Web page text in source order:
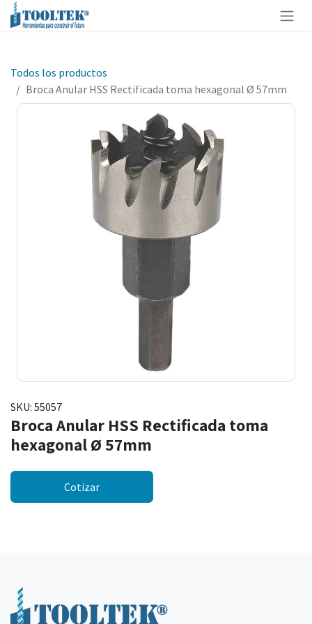
Todos los productos
Broca Anular HSS Rectificada toma hexagonal Ø 57mm
SKU: 55057
Broca Anular HSS Rectificada toma
hexagonal Ø 57mm
Cotizar